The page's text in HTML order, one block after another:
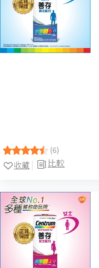
(6)
比較
收藏